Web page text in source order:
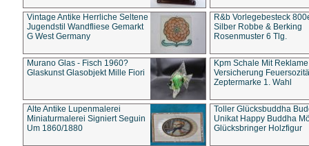
Vintage Antike Herrliche Seltene
Jugendstil Wandfliese Gemarkt
G West Germany
R&b Vorlegebesteck
Silber Robbe & Berking
Rosenmuster 6 Tlg.
Murano Glas - Fisch 1960?
Glaskunst Glasobjekt Mille Fiori
Kpm Schale Mit Reklame
Versicherung
Zeptermarke 1. Wahl
Alte Antike Lupenmalerei
Miniaturmalerei Signiert Seguin
Um 1860/1880
Toller Glücksbuddha
Unikat Happy Buddha
Glücksbringer Holzfigur